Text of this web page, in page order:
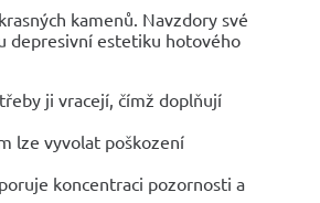
kamenů. Navzdory své
depresivní estetiku hotového
ji vracejí, čímž doplňují
lze vyvolat poškození
koncentraci pozornosti a